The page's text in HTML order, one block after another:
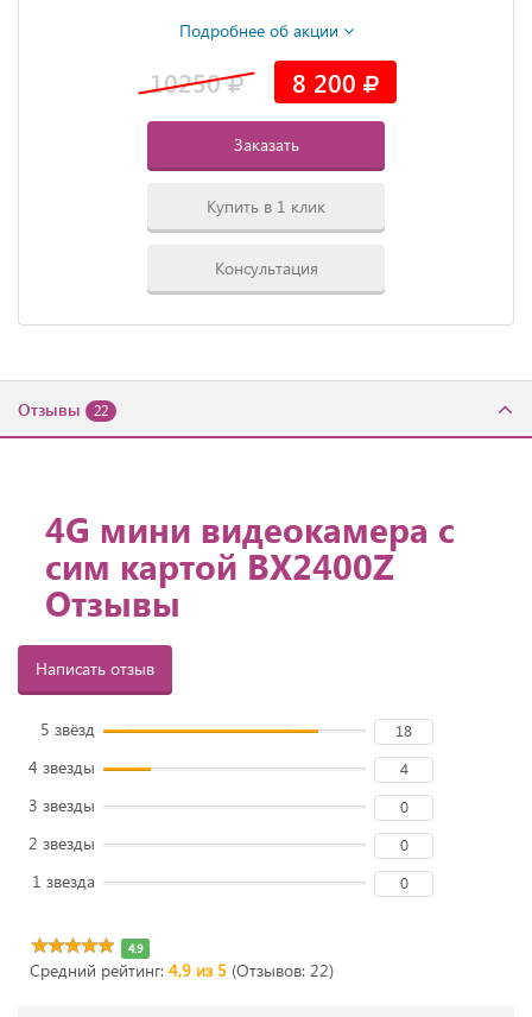
Подробнее об акции
10250 8 200
Заказать
Купить в 1 клик
Консультация
Отзывы 22
4G мини видеокамера с
сим картой BX2400Z
Отзывы
Написать отзыв
5 звёзд 18
4 звезды 4
3 звезды 0
2 звезды 0
1 звезда 0
4.9
Средний рейтинг: 4,9 из 5 (Отзывов: 22)